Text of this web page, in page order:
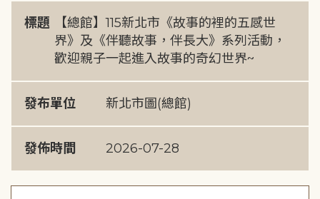
標題
【總館】115新北市《故事的裡的五感世
界》及《伴聽故事，伴長大》系列活動，
歡迎親子一起進入故事的奇幻世界~
發布單位 新北市圖(總館)
發佈時間 2026-07-28